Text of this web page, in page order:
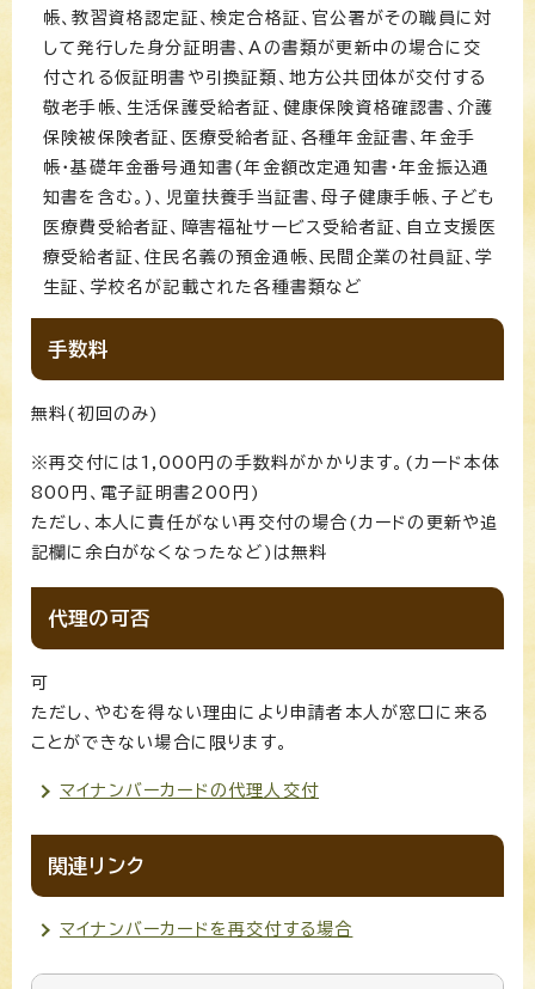
帳、教習資格認定証、検定合格証、官公署がその職員に対
して発行した身分証明書、Aの書類が更新中の場合に交
付される仮証明書や引換証類、地方公共団体が交付する
敬老手帳、生活保護受給者証、健康保険資格確認書、介護
保険被保険者証、医療受給者証、各種年金証書、年金手
帳・基礎年金番号通知書(年金額改定通知書・年金振込通
知書を含む。)、児童扶養手当証書、母子健康手帳、子ども
医療費受給者証、障害福祉サービス受給者証、自立支援医
療受給者証、住民名義の預金通帳、民間企業の社員証、学
生証、学校名が記載された各種書類など
手数料
無料(初回のみ)
※再交付には1,000円の手数料がかかります。(カード本体
800円、電子証明書200円)
ただし、本人に責任がない再交付の場合(カードの更新や追
記欄に余白がなくなったなど)は無料
代理の可否
可
ただし、やむを得ない理由により申請者本人が窓口に来る
ことができない場合に限ります。
マイナンバーカードの代理人交付
関連リンク
マイナンバーカードを再交付する場合